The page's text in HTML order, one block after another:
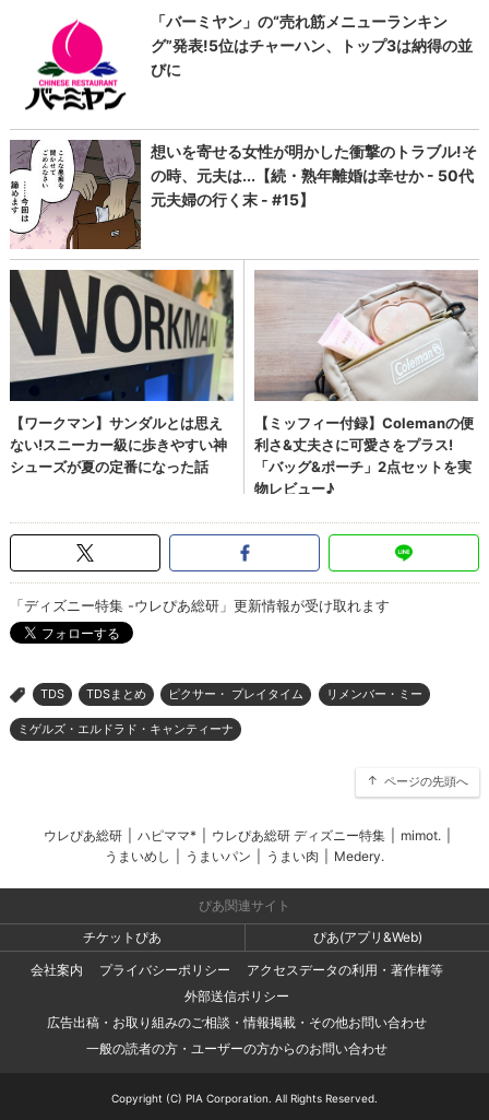
「ディズニー特集 -ウレぴあ総研」更新情報が受け取れます
> TDS TDSまとめ ピクサー・ プレイタイム リメンバー・ミー
ミゲルズ・エルドラド・キャンティーナ
ページの先頭へ
ウレぴあ総研 ハピママ* ウレぴあ総研 ディズニー特集 mimot.
うまいめし
うまいパン うまい肉 Medery.
ぴあ関連サイト
チケットぴあ
ぴあ(アプリ&Web)
会社案内
プライバシーポリシー
アクセスデータの利用・著作権等
外部送信ポリシー
広告出稿・お取り組みのご相談・情報掲載・その他お問い合わせ
一般の読者の方・ユーザーの方からのお問い合わせ
Copyright (C) PIA Corporation. All Rights Reserved.